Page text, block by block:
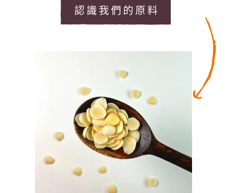
認識我們的原料